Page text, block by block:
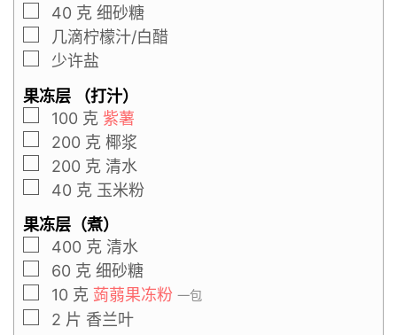
40 克 细砂糖
几滴柠檬汁/白醋
少许盐
果冻层 （打汁）
100 克 紫薯
200 克 椰浆
200 克 清水
40 克 玉米粉
果冻层（煮）
400 克 清水
60 克 细砂糖
10 克 蒟蒻果冻粉 一包
2 片 香兰叶